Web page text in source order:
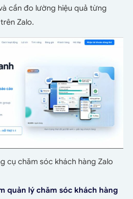
cần đo lường hiệu quả từng
Zalo.
cụ chăm sóc khách hàng Zalo
quản lý chăm sóc khách hàng